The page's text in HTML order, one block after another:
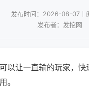
发布时间：2026-08-07｜
发布者：发挖网
以让一直输的玩家，
。